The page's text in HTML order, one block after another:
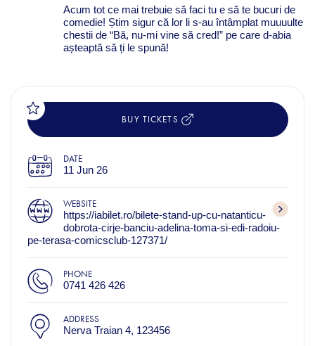
Acum tot ce mai trebuie să faci tu e să te bucuri de
comedie! Știm sigur că lor li s-au întâmplat muuuulte
chestii de “Bă, nu-mi vine să cred!” pe care d-abia
așteaptă să ți le spună!
BUY TICKETS
DATE
11 Jun 26
WEBSITE
https://iabilet.ro/bilete-stand-up-cu-natanticu-
dobrota-cirje-banciu-adelina-toma-si-edi-radoiu-
pe-terasa-comicsclub-127371/
PHONE
0741 426 426
ADDRESS
Nerva Traian 4, 123456